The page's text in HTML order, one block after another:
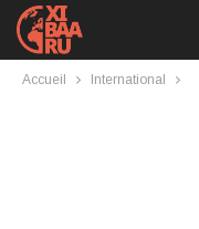
Accueil International